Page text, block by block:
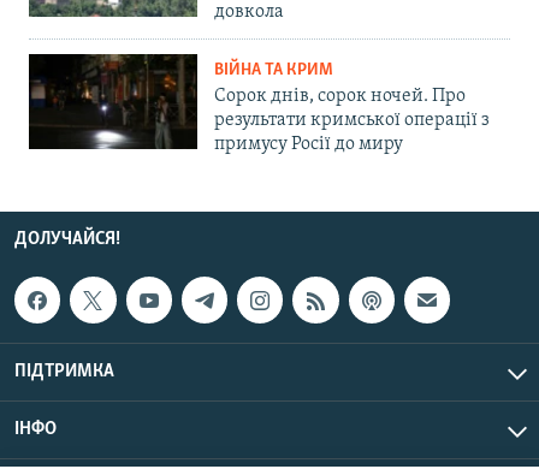
довкола
ВІЙНА ТА КРИМ
Сорок днів, сорок ночей. Про
результати кримської операції з
примусу Росії до миру
ДОЛУЧАЙСЯ!
ПІДТРИМКА
ІНФО